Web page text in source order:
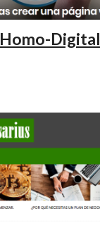
Homo-Digital